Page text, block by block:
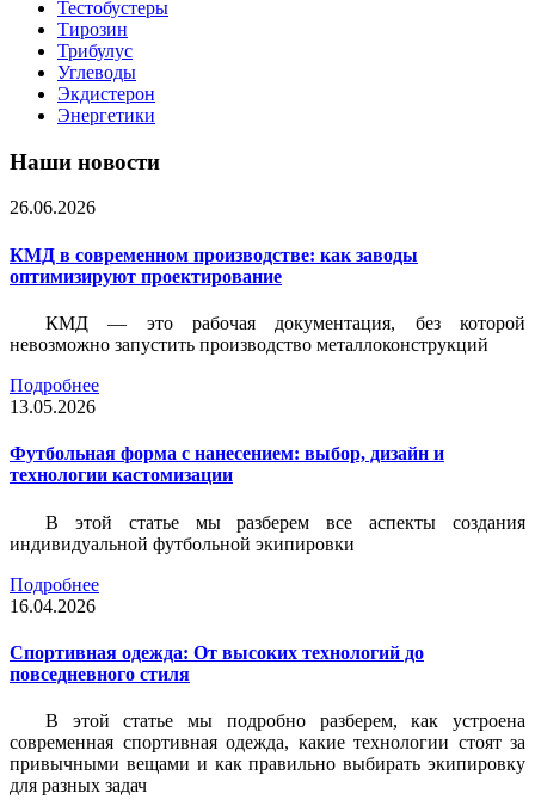
Тестобустеры
Тирозин
Трибулус
Углеводы
Экдистерон
Энергетики
Наши новости
26.06.2026
КМД в современном производстве: как заводы
оптимизируют проектирование
КМД — это рабочая документация, без которой
невозможно запустить производство металлоконструкций
Подробнее
13.05.2026
Футбольная форма с нанесением: выбор, дизайн и
технологии кастомизации
В этой статье мы разберем все аспекты создания
индивидуальной футбольной экипировки
Подробнее
16.04.2026
Спортивная одежда: От высоких технологий до
повседневного стиля
В этой статье мы подробно разберем, как устроена
современная спортивная одежда, какие технологии стоят за
привычными вещами и как правильно выбирать экипировку
для разных задач